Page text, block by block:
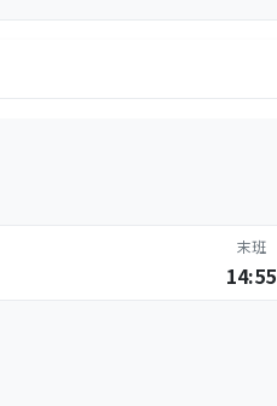
末班
14:55